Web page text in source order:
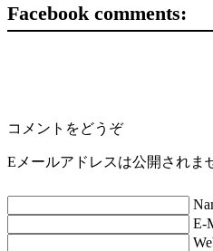
Facebook comments:
コメントをどうぞ
Eメールアドレスは公開されま
E-